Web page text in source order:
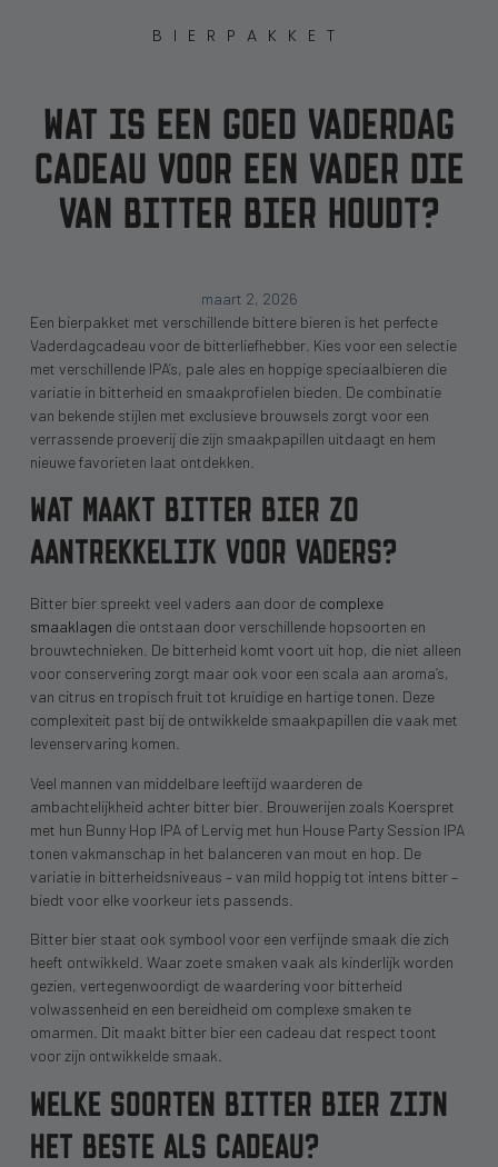
BIERPAKKET
WAT IS EEN GOED VADERDAG
CADEAU VOOR EEN VADER DIE
VAN BITTER BIER HOUDT?
maart 2, 2026
Een bierpakket met verschillende bittere bieren is het perfecte
Vaderdagcadeau voor de bitterliefhebber. Kies voor een selectie
met verschillende IPA’s, pale ales en hoppige speciaalbieren die
variatie in bitterheid en smaakprofielen bieden. De combinatie
van bekende stijlen met exclusieve brouwsels zorgt voor een
verrassende proeverij die zijn smaakpapillen uitdaagt en hem
nieuwe favorieten laat ontdekken.
WAT MAAKT BITTER BIER ZO
AANTREKKELIJK VOOR VADERS?
Bitter bier spreekt veel vaders aan door de complexe
smaaklagen die ontstaan door verschillende hopsoorten en
brouwtechnieken. De bitterheid komt voort uit hop, die niet alleen
voor conservering zorgt maar ook voor een scala aan aroma’s,
van citrus en tropisch fruit tot kruidige en hartige tonen. Deze
complexiteit past bij de ontwikkelde smaakpapillen die vaak met
levenservaring komen.
Veel mannen van middelbare leeftijd waarderen de
ambachtelijkheid achter bitter bier. Brouwerijen zoals Koerspret
met hun Bunny Hop IPA of Lervig met hun House Party Session IPA
tonen vakmanschap in het balanceren van mout en hop. De
variatie in bitterheidsniveaus – van mild hoppig tot intens bitter –
biedt voor elke voorkeur iets passends.
Bitter bier staat ook symbool voor een verfijnde smaak die zich
heeft ontwikkeld. Waar zoete smaken vaak als kinderlijk worden
gezien, vertegenwoordigt de waardering voor bitterheid
volwassenheid en een bereidheid om complexe smaken te
omarmen. Dit maakt bitter bier een cadeau dat respect toont
voor zijn ontwikkelde smaak.
WELKE SOORTEN BITTER BIER ZIJN
HET BESTE ALS CADEAU?